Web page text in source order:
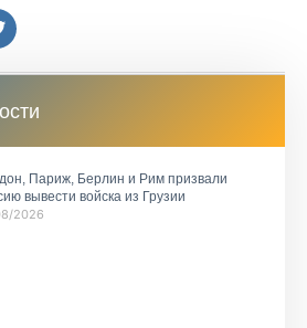
Париж, Берлин и Рим призвали
вывести войска из Грузии
2026